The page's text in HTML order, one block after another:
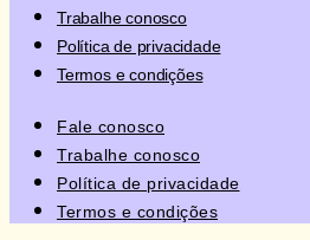
Trabalhe conosco
Política de privacidade
Termos e condições
Fale conosco
Trabalhe conosco
Política de privacidade
Termos e condições